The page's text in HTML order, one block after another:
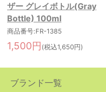
ザー グレイボトル(Gray
Bottle) 100ml
商品番号:FR-1385
1,500円 (税込1,650円)
ブランド一覧